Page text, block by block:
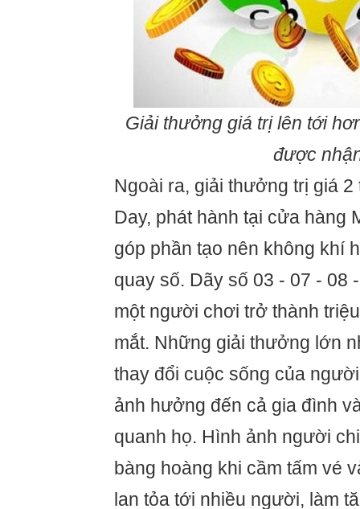
Giải thưởng giá trị lên tới
được
Ngoài ra, giải thưởng trị giá
Day, phát hành tại cửa hàng
góp phần tạo nên không khí
quay số. Dãy số 03 - 07 - 08
một người chơi trở thành
mắt. Những giải thưởng lớn
thay đổi cuộc sống của
ảnh hưởng đến cả gia đình
quanh họ. Hình ảnh người
bàng hoàng khi cầm tấm vé
lan tỏa tới nhiều người, làm